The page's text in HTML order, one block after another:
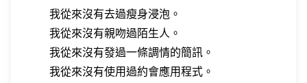
我從來沒有去過瘦身浸泡。
我從來沒有親吻過陌生人。
我從來沒有發過一條調情的簡訊。
我從來沒有使用過約會應用程式。